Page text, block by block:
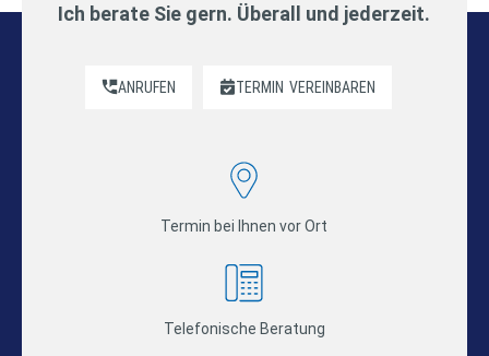
Ich berate Sie gern. Überall und jederzeit.
ANRUFEN TERMIN VEREINBAREN
Termin bei Ihnen vor Ort
Telefonische Beratung